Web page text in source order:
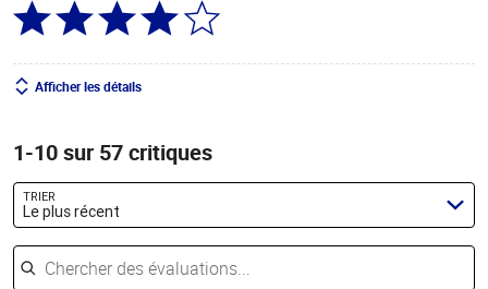
Afficher les détails
1-10 sur 57 critiques
TRIER
Le plus récent
Chercher des évaluations